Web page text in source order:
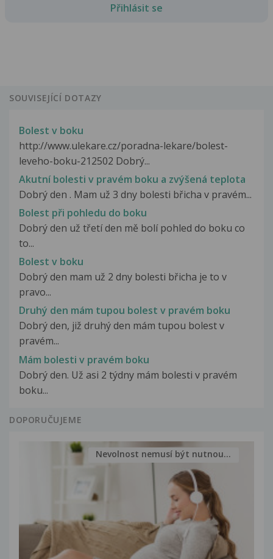
Přihlásit se
SOUVISEJÍCÍ DOTAZY
Bolest v boku
http://www.ulekare.cz/poradna-lekare/bolest-
leveho-boku-212502 Dobrý...
Akutní bolesti v pravém boku a zvýšená teplota
Dobrý den . Mam už 3 dny bolesti břicha v pravém...
Bolest při pohledu do boku
Dobrý den už třetí den mě bolí pohled do boku co
to...
Bolest v boku
Dobrý den mam už 2 dny bolesti břicha je to v
pravo...
Druhý den mám tupou bolest v pravém boku
Dobrý den, již druhý den mám tupou bolest v
pravém...
Mám bolesti v pravém boku
Dobrý den. Už asi 2 týdny mám bolesti v pravém
boku...
DOPORUČUJEME
Nevolnost nemusí být nutnou...